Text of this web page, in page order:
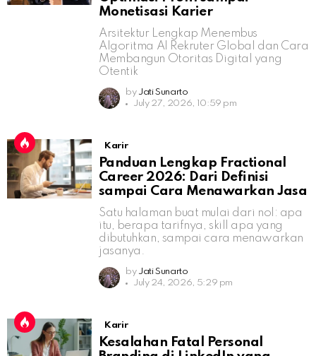
Monetisasi Karier
Arsitektur Lengkap Menembus
Algoritma AI Rekruter Global dan Cara
Membangun Otoritas Digital yang
Otentik
by Jati Sunarto
July 27, 2026, 10:59 pm
Karir
Panduan Lengkap Fractional
Career 2026: Dari Definisi
sampai Cara Menawarkan Jasa
Satu halaman buat mulai dari nol: apa
itu, berapa tarifnya, skill apa yang
dibutuhkan, sampai cara menawarkan
jasanya.
by Jati Sunarto
July 24, 2026, 5:29 pm
Karir
Kesalahan Fatal Personal